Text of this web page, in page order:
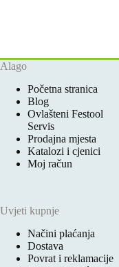
Alago
Početna stranica
Blog
Ovlašteni Festool
Servis
Prodajna mjesta
Katalozi i cjenici
Moj račun
Uvjeti kupnje
Načini plaćanja
Dostava
Povrat i reklamacije